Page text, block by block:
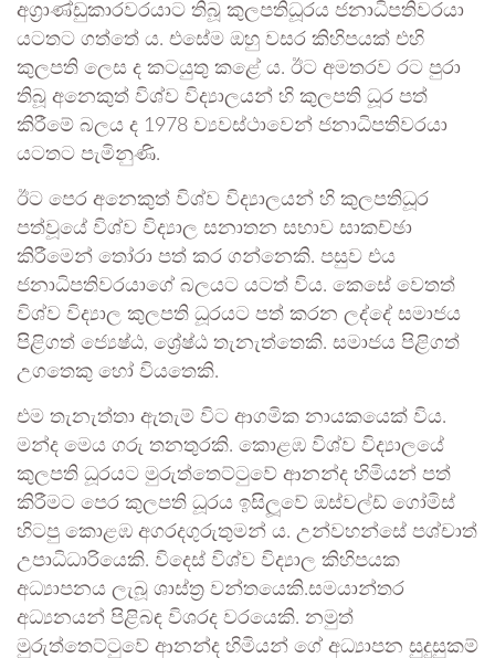
අග්‍රාණ්ඩුකාරවරයාට තිබූ කුලපතිධූරය ජනාධිපතිවරයා
යටතට ගත්තේ ය. එසේම ඔහු වසර කිහිපයක් එහි
කුලපති ලෙස ද කටයුතු කළේ ය. ඊට අමතරව රට පුරා
තිබූ අනෙකුත් විශ්ව විද්‍යාලයන් හි කුලපති ධූර පත්
කිරීමේ බලය ද 1978 ව්‍යවස්ථාවෙන් ජනාධිපතිවරයා
යටතට පැමිනුණි.
ඊට පෙර අනෙකුත් විශ්ව විද්‍යාලයන් හි කුලපතිධූර
පත්වූයේ විශ්ව විද්‍යාල සනාතන සභාව සාකච්ඡා
කිරීමෙන් තෝරා පත් කර ගන්නෙකි. පසුව එය
ජනාධිපතිවරයාගේ බලයට යටත් විය. කෙසේ වෙතත්
විශ්ව විද්‍යාල කුලපති ධූරයට පත් කරන ලද්දේ සමාජය
පිළිගත් ජ්‍යෙෂ්ඨ, ශ්‍රේෂ්ඨ තැනැත්තෙකි. සමාජය පිළිගත්
උගතෙකු හෝ වියතෙකි.
එම තැනැත්තා ඇතැම් විට ආගමික නායකයෙක් විය.
මන්ද මෙය ගරු තනතුරකි. කොළඹ විශ්ව විද්‍යාලයේ
කුලපති ධූරයට මුරුත්තෙට්ටුවේ ආනන්ද හිමියන් පත්
කිරීමට පෙර කුලපති ධූරය ඉසිලූවේ ඔස්වල්ඩ් ගෝමිස්
හිටපු කොළඹ අගරදගුරුතුමන් ය. උන්වහන්සේ පශ්චාත්
උපාධිධාරියෙකි. විදෙස් විශ්ව විද්‍යාල කිහිපයක
අධ්‍යාපනය ලැබූ ශාස්ත්‍ර වන්තයෙකි.සමයාන්තර
අධ්‍යනයන් පිළිබඳ විශරද වරයෙකි. නමුත්
මුරුත්තෙට්ටුවේ ආනන්ද හිමියන් ගේ අධ්‍යාපන සුදුසුකම්